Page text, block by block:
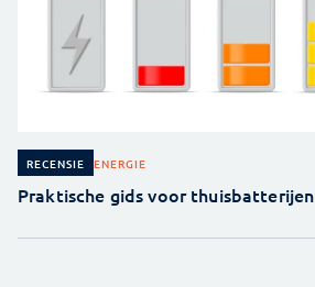
RECENSIE ENERGIE
Praktische gids voor thuisbatterijen